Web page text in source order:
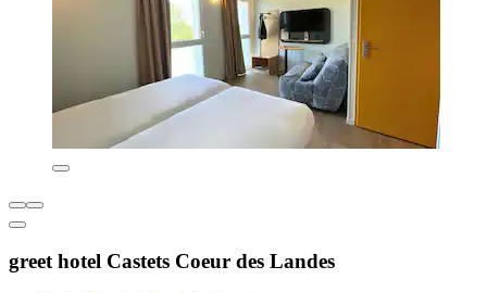
greet hotel Castets Coeur des Landes